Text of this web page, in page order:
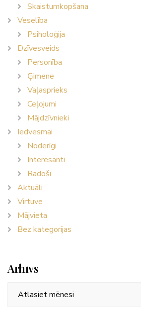
Skaistumkopšana
Veselība
Psiholoģija
Dzīvesveids
Personība
Ģimene
Vaļasprieks
Ceļojumi
Mājdzīvnieki
Iedvesmai
Noderīgi
Interesanti
Radoši
Aktuāli
Virtuve
Mājvieta
Bez kategorijas
Arhīvs